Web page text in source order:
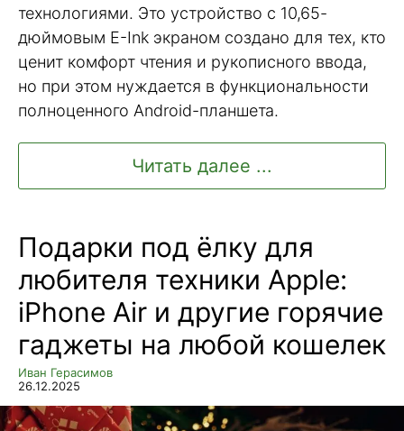
технологиями. Это устройство с 10,65-
дюймовым E-Ink экраном создано для тех, кто
ценит комфорт чтения и рукописного ввода,
но при этом нуждается в функциональности
полноценного Android-планшета.
Читать далее ...
Подарки под ёлку для
любителя техники Apple:
iPhone Air и другие горячие
гаджеты на любой кошелек
Иван Герасимов
26.12.2025